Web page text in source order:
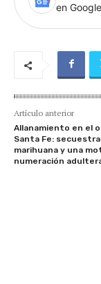
en
Artículo anterior
Allanamiento en el
Santa Fe:
marihuana y una
numeración